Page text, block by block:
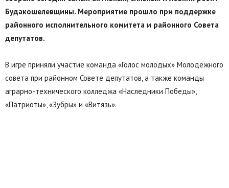
Будакошелевщины. Мероприятие прошло при поддержке
районного исполнительного комитета и районного Совета
депутатов.
В игре приняли участие команда «Голос молодых» Молодежного
совета при районном Совете депутатов, а также команды
аграрно-технического колледжа «Наследники Победы»,
«Патриоты», «Зубры» и «Витязь».